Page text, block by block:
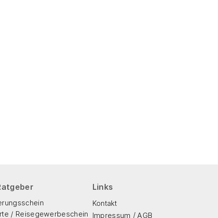
/ Reisegewerbeschein
Links
Kontakt
Impressum /AGB